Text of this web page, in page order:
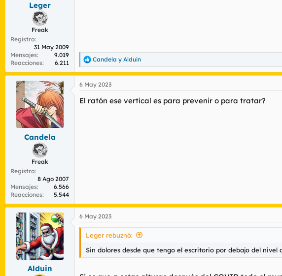
Leger
Freak
Registro
31 May 2009
Mensajes
9.019
Reacciones
6.211
R
e
a
c
i
Candela y Alduin
Candela
Freak
Registro
8 Ago 2007
Mensajes
6.566
Reacciones
5.544
6 May 2023
El ratón ese vertical es para prevenir o para tratar?
Alduin
6 May 2023
Leger rebuznó:
Sin dolores desde que tengo el escritorio por debajo del